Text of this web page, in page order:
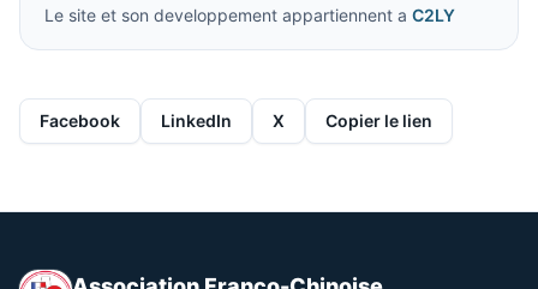
Le site et son developpement appartiennent a C2LY
Facebook LinkedIn X Copier le lien